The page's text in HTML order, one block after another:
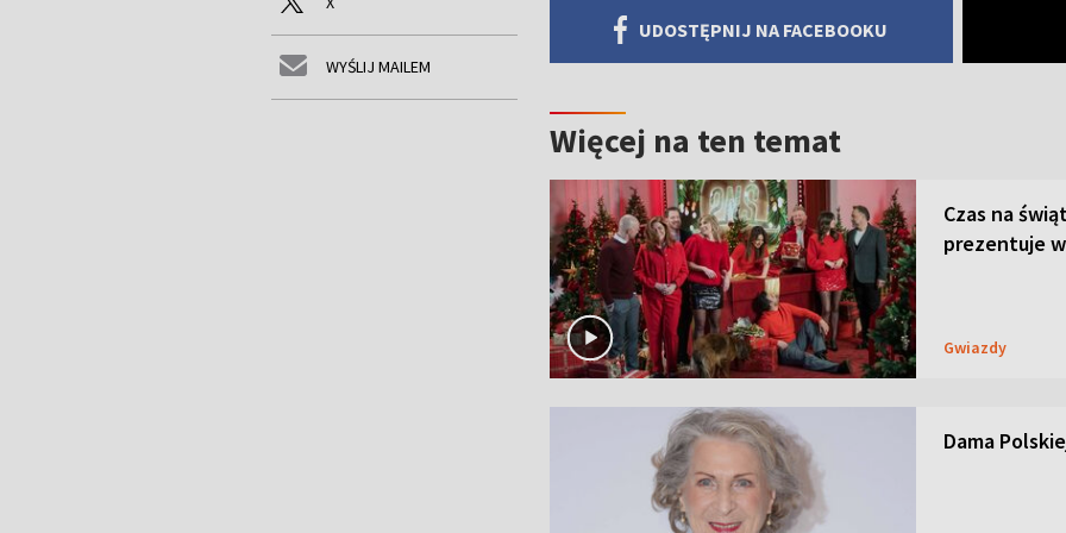
WYŚLIJ MAILEM
UDOSTĘPNIJ NA FACEBOOKU
Więcej na ten temat
Czas na
prezentuje
Gwiazdy
Dama